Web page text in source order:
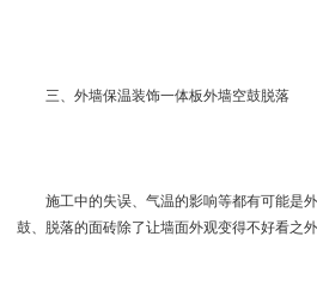
三、外墙保温装饰一体板外墙空鼓脱落
施工中的失误、气温的影响等都有可能是外
鼓、脱落的面砖除了让墙面外观变得不好看之